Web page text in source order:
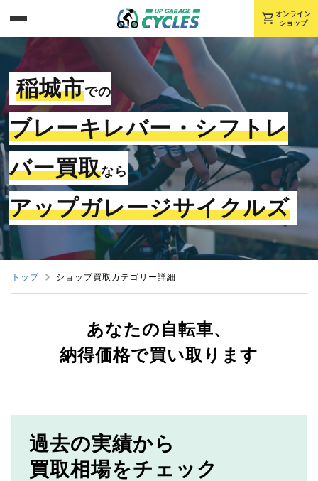
shopping_cart オンライン
ショップ
稲城市での
ブレーキレバー・シフトレ
バー買取なら
アップガレージサイクルズ
トップ ショップ買取カテゴリー詳細
あなたの自転車、
納得価格で買い取ります
過去の実績から
買取相場をチェック